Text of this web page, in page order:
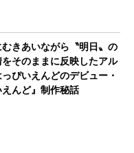
むきあいながら〝明日〟の
そのままに反映したアル
ぴいえんどのデビュー・
んど』制作秘話